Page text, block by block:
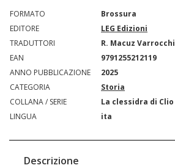
FORMATO
Brossura
EDITORE
LEG Edizioni
TRADUTTORI
R. Macuz Varrocchi
EAN
9791255212119
ANNO PUBBLICAZIONE
2025
CATEGORIA
Storia
COLLANA / SERIE
La clessidra di Clio
LINGUA
ita
Descrizione